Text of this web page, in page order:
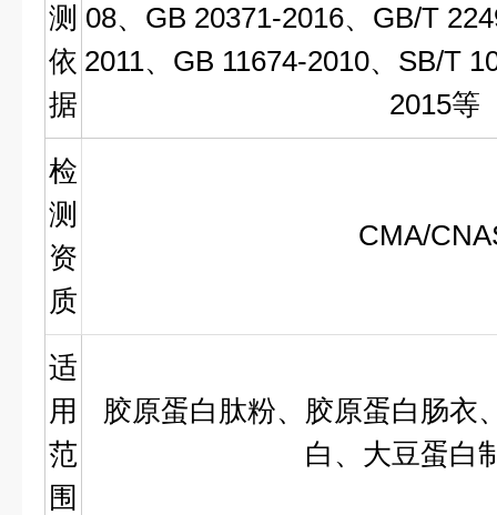
测
依
据
08、 GB 20371-2016、GB/T
2011、GB 11674-2010、SB/T
2015等
检
测
资
质
CMA/
适
用
范
围
胶原蛋白肽粉、胶原蛋白肠衣
白、大豆蛋白